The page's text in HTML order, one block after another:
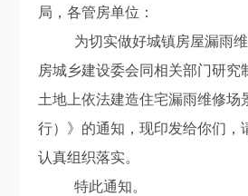
局，各管房单位：
为切实做好城镇房屋漏雨
房城乡建设委会同相关部门研究
土地上依法建造住宅漏雨维修场
行）》的通知，现印发给你们，
认真组织落实。
特此通知。